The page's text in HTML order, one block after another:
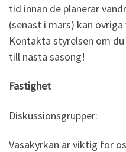
tid innan de planerar
(senast i mars) kan
Kontakta styrelsen om
till nästa säsong!
Fastighet
Diskussionsgrupper:
Vasakyrkan är viktig för